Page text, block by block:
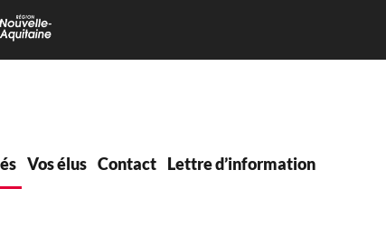
Vos élus Contact Lettre d’information